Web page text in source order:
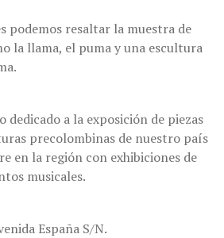
podemos resaltar la muestra de
la llama, el puma y una escultura
dedicado a la exposición de piezas
precolombinas de nuestro país
en la región con exhibiciones de
musicales.
España S/N.